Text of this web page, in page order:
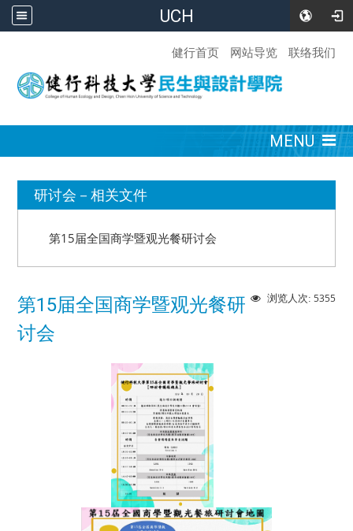
UCH
健行首页 网站导览 联络我们
MENU
研讨会－相关文件
第15届全国商学暨观光餐研讨会
浏览人次: 5355
第15届全国商学暨观光餐研
讨会